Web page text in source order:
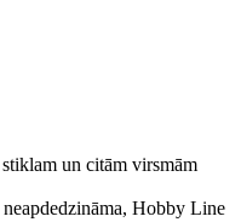
un citām virsmām
Hobby Line